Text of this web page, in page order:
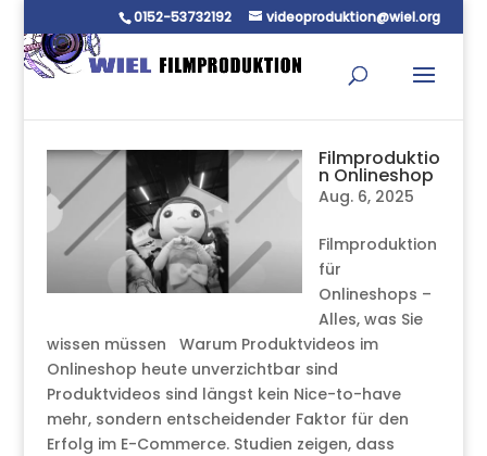
0152-53732192 videoproduktion@wiel.org
Filmproduktio
n Onlineshop
Aug. 6, 2025
Filmproduktion
für
Onlineshops –
Alles, was Sie
wissen müssen Warum Produktvideos im
Onlineshop heute unverzichtbar sind
Produktvideos sind längst kein Nice-to-have
mehr, sondern entscheidender Faktor für den
Erfolg im E-Commerce. Studien zeigen, dass